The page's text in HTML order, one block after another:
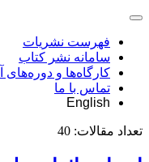
فهرست نشریات
سامانه نشر کتاب
کارگاه‌ها و
تماس با ما
English
تعداد مقالات: 40